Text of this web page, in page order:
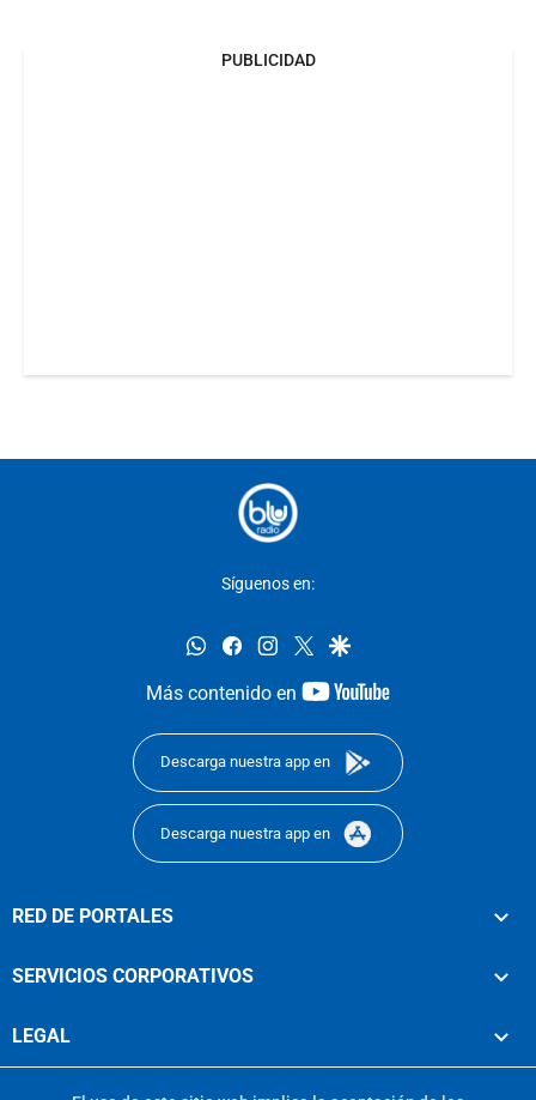
PUBLICIDAD
Síguenos en:
whatsappfacebookinstagram
twittergoogle
Más contenido en
youtube-
Descarga nuestra app en
Descarga nuestra app en
RED DE PORTALES
SERVICIOS CORPORATIVOS
LEGAL